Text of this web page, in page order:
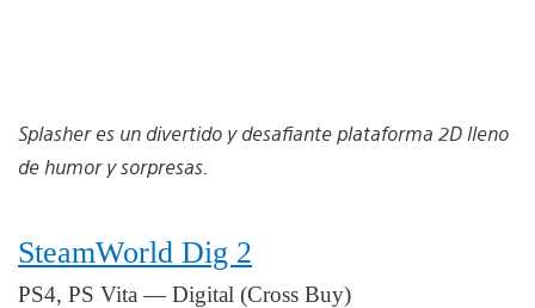
Splasher es un divertido y desafiante plataforma 2D lleno
de humor y sorpresas.
SteamWorld Dig 2
PS4, PS Vita — Digital (Cross Buy)